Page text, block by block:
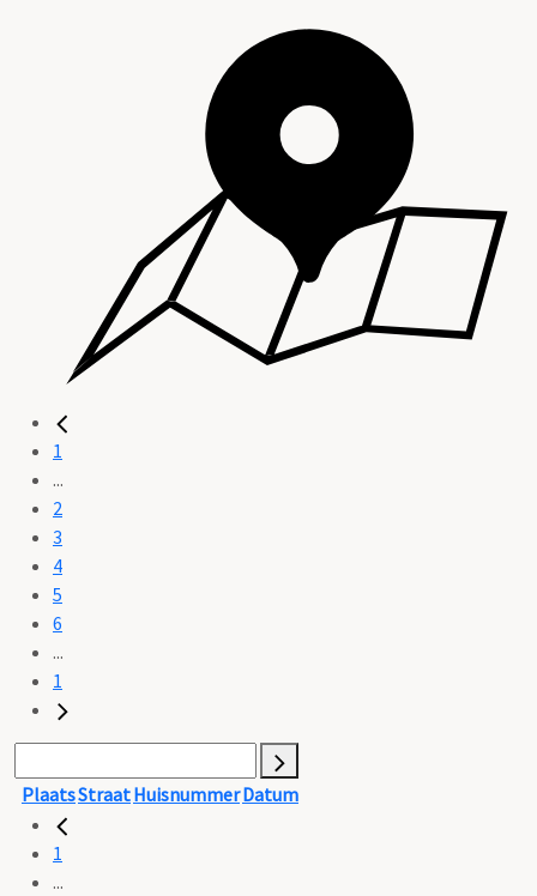
1
...
2
3
4
5
6
...
1
PlaatsStraatHuisnummerDatum
1
...